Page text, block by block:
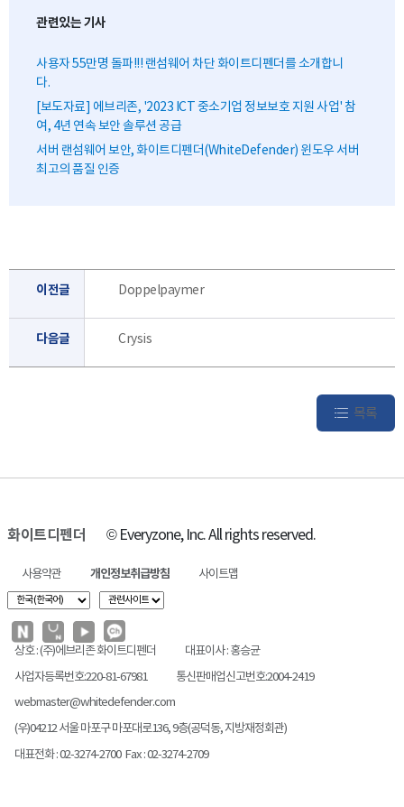
관련있는 기사
사용자 55만명 돌파!!! 랜섬웨어 차단 화이트디펜더를 소개합니
다.
[보도자료] 에브리존, '2023 ICT 중소기업 정보보호 지원 사업' 참
여, 4년 연속 보안 솔루션 공급
서버 랜섬웨어 보안, 화이트디펜더(WhiteDefender) 윈도우 서버
최고의 품질 인증
이전글 Doppelpaymer
다음글 Crysis
목록
화이트디펜더 © Everyzone, Inc. All rights reserved.
사용약관 개인정보취급방침 사이트맵
상호 : (주)에브리존 화이트디펜더
대표이사 : 홍승균
사업자등록번호:220-81-67981
통신판매업신고번호:2004-2419
webmaster@whitedefender.com
(우)04212 서울 마포구 마포대로136, 9층(공덕동, 지방재정회관)
대표전화 : 02-3274-2700 Fax : 02-3274-2709